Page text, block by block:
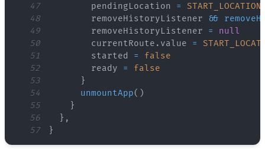
47
        pendingLocation
=
48
        removeHistoryListener
&&
49
        removeHistoryListener
=
null
50
        currentRoute
. value =
51
        started
=
false
52
        ready
=
false
53
}
54
unmountApp( )
55
}
56
} ,
57
}